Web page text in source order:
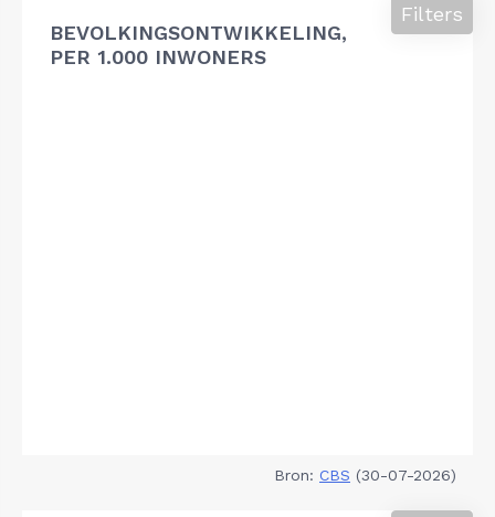
BEVOLKINGSONTWIKKELING,
PER 1.000 INWONERS
Filters
Bron: CBS (30-07-2026)